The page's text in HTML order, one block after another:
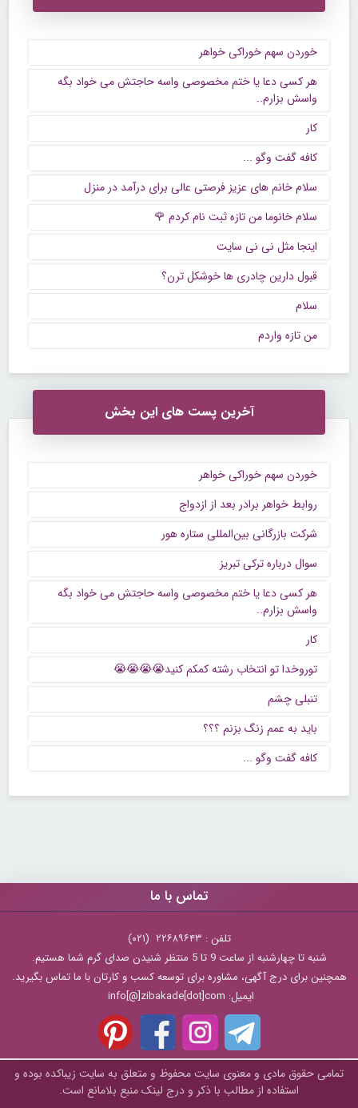
خوردن سهم خوراکی خواهر
هر کسی دعا یا ختم مخصوصی واسه حاجتش می خواد بگه
واسش بزارم..
کار
كافه گفت وگو ...
سلام خانم های عزیز فرصتی عالی برای درآمد در منزل
سلام خانوما من تازه ثبت نام کردم 🌹
اینجا مثل نی نی سایت
قبول دارین چادری ها خوشکل ترن؟
سلام
من تازه واردم
آخرین پست های این بخش
خوردن سهم خوراکی خواهر
روابط خواهر برادر بعد از ازدواج
شرکت بازرگانی بین‌المللی ستاره هور
سوال درباره ترکی تبریز
هر کسی دعا یا ختم مخصوصی واسه حاجتش می خواد بگه
واسش بزارم..
کار
توروخدا تو انتخاب رشته کمکم کنید😭😭😭😭
تنبلی چشم
باید به عمم زنگ بزنم ؟؟؟
كافه گفت وگو ...
تماس با ما
تلفن : ۲۲۶۸۹۶۴۳ (۰۲۱)
شنبه تا چهارشنبه از ساعت 9 تا 5 منتظر شنیدن صدای گرم شما هستیم.
همچنین برای درج آگهی، مشاوره برای توسعه کسب و کارتان با ما تماس بگیرید.
ایمیل: info[@]zibakade[dot]com
تمامی حقوق مادی و معنوی سایت محفوظ و متعلق به سايت زیباکده بوده و
استفاده از مطالب با ذکر و درج لینک منبع بلامانع است.